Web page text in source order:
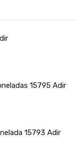
15795 Adir
15793 Adir